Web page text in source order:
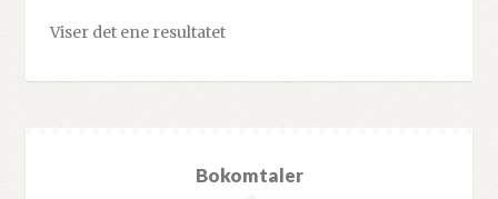
Viser det ene resultatet
Bokomtaler